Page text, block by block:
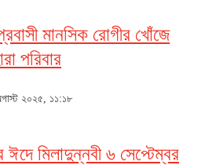
মানসিক রোগীর খোঁজে
পরিবার
২০২৫, ১১:১৮
ঈদে মিলাদুন্নবী ৬ সেপ্টেম্বর